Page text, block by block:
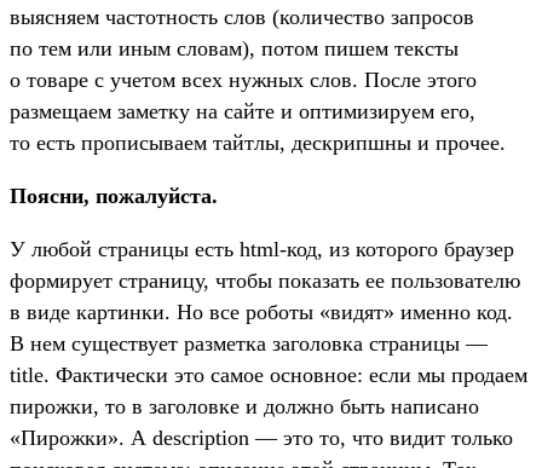
выясняем частотность слов (количество запросов
по тем или иным словам), потом пишем тексты
о товаре с учетом всех нужных слов. После этого
размещаем заметку на сайте и оптимизируем его,
то есть прописываем тайтлы, дескрипшны и прочее.
Поясни, пожалуйста.
У любой страницы есть html-код, из которого браузер
формирует страницу, чтобы показать ее пользователю
в виде картинки. Но все роботы «видят» именно код.
В нем существует разметка заголовка страницы —
title. Фактически это самое основное: если мы продаем
пирожки, то в заголовке и должно быть написано
«Пирожки». А description — это то, что видит только